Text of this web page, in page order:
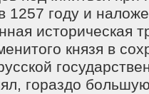
1257 году и
историческая
князя в
гораздо